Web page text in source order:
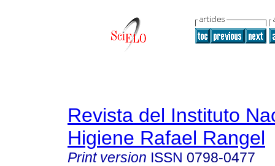
Revista del Instituto
Higiene Rafael Rangel
Print version ISSN 0798-0477